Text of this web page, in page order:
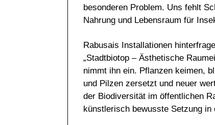
besonderen Problem. Uns fehlt
Nahrung und Lebensraum für
Rabusais Installationen
„Stadtbiotop – Ästhetische
nimmt ihn ein. Pflanzen keimen,
und Pilzen zersetzt und neuer
der Biodiversität im öffentlichen
künstlerisch bewusste Setzung in